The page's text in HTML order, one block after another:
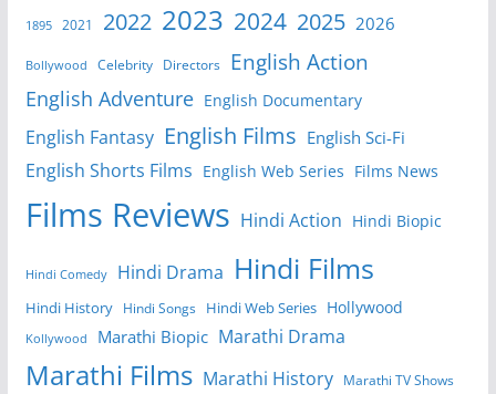
1895 2021 2022 2023 2024 2025 2026
Bollywood Celebrity Directors English Action
English Adventure English Documentary
English Fantasy English Films English Sci-Fi
English Shorts Films English Web Series Films News
Films Reviews Hindi Action Hindi Biopic
Hindi Comedy Hindi Drama Hindi Films
Hindi History Hindi Songs Hindi Web Series Hollywood
Kollywood Marathi Biopic Marathi Drama
Marathi Films Marathi History Marathi TV Shows